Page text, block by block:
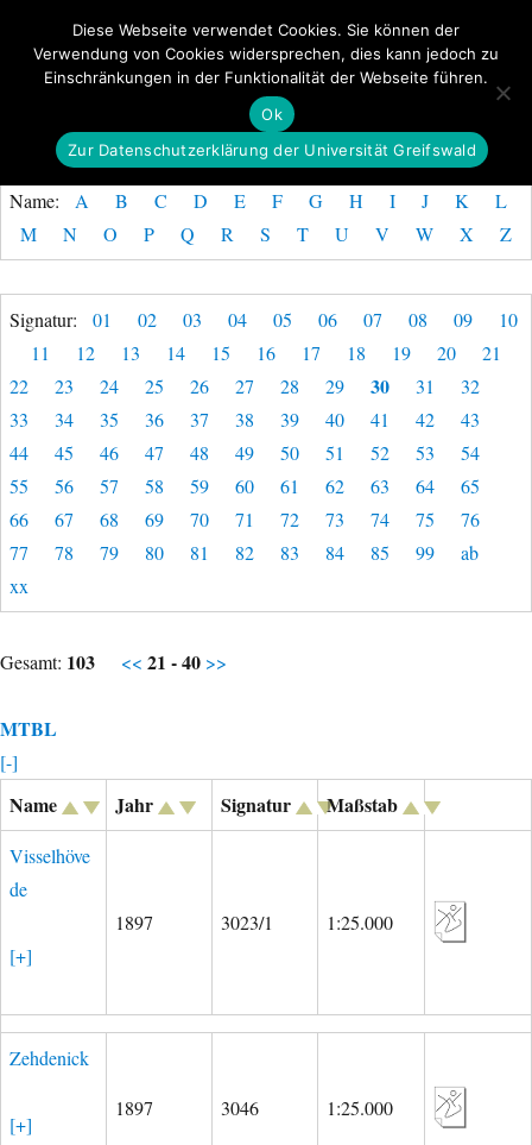
GeoGREIF MENÜ
Name: A B C D E F G H I J K
L
M
N O P Q R S T U V W X Z
Signatur: 01 02 03 04 05 06 07 08 09
10
11
12 13 14 15 16 17 18 19 20
21
22
23 24 25 26 27 28 29 30 31
32
33
34 35 36 37 38 39 40 41 42
43
44
45 46 47 48 49 50 51 52 53
54
55
56 57 58 59 60 61 62 63 64
65
66
67 68 69 70 71 72 73 74 75
76
77
78 79 80 81 82 83 84 85 99
ab
xx
Gesamt: 103 << 21 - 40 >>
MTBL
[-]
Name Jahr Signatur Maßstab
Visselhöve
de
[+]
1897 3023/1 1:25.000
Zehdenick
[+]
1897 3046 1:25.000
Diese Webseite verwendet Cookies. Sie können der
Verwendung von Cookies widersprechen, dies kann jedoch zu
Einschränkungen in der Funktionalität der Webseite führen.
Ok
Zur Datenschutzerklärung der Universität Greifswald